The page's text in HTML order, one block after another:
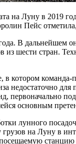
на Луну в 2019
Пейс
В дальнейшем он
из шести стран.
котором
для
первоначально
основным
лунного
на Луну в
посещаемую